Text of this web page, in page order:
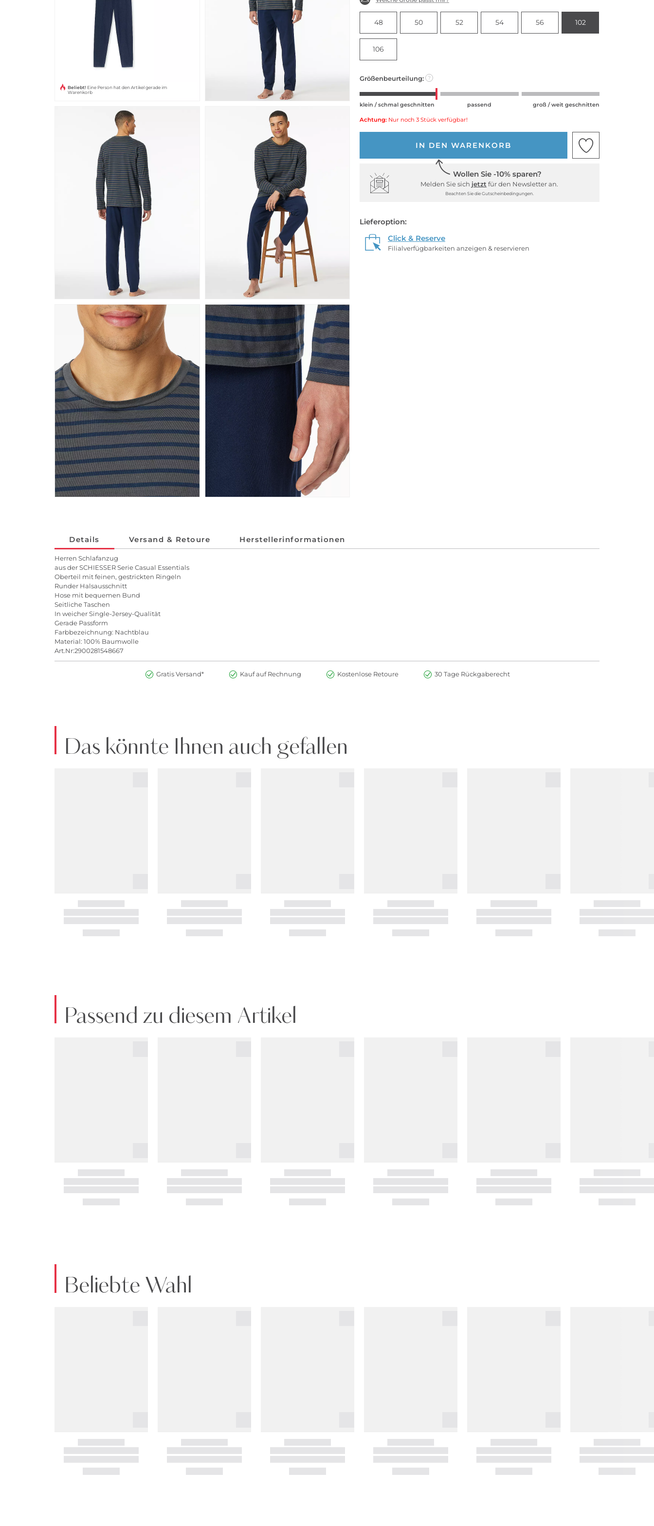
Beliebt! Eine Person hat den Artikel gerade im
Warenkorb
48 50 52 54 56 102
106
Größenbeurteilung: ?
klein / schmal geschnitten passend groß / weit geschnitten
Achtung: Nur noch 3 Stück verfügbar!
IN DEN WARENKORB
Wollen Sie -10% sparen?
Melden Sie sich jetzt für den Newsletter an.
Beachten Sie die Gutscheinbedingungen.
Lieferoption:
Click & Reserve
Filialverfügbarkeiten anzeigen & reservieren
Details Versand & Retoure Herstellerinformationen
Herren Schlafanzug
aus der SCHIESSER Serie Casual Essentials
Oberteil mit feinen, gestrickten Ringeln
Runder Halsausschnitt
Hose mit bequemen Bund
Seitliche Taschen
In weicher Single-Jersey-Qualität
Gerade Passform
Farbbezeichnung: Nachtblau
Material: 100% Baumwolle
Art.Nr:2900281548667
Gratis Versand* Kauf auf Rechnung Kostenlose Retoure 30 Tage Rückgaberecht
Das könnte Ihnen auch gefallen
Passend zu diesem Artikel
Beliebte Wahl